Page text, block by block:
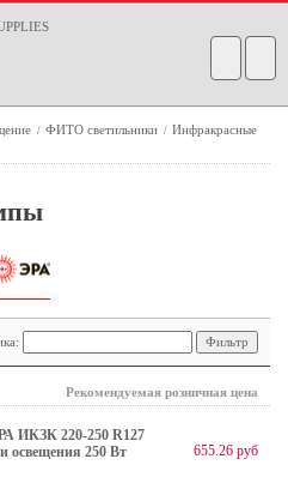
/ ФИТО светильники / Инфракрасные
Рекомендуемая розничная цена
ИКЗК 220-250 R127
освещения 250 Вт
655.26 руб